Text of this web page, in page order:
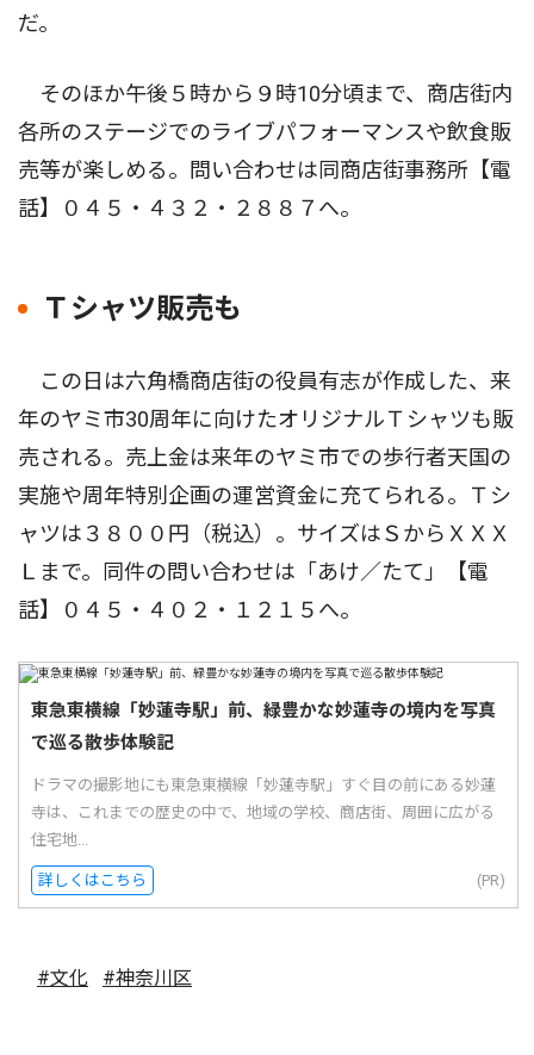
だ。
そのほか午後５時から９時10分頃まで、商店街内
各所のステージでのライブパフォーマンスや飲食販
売等が楽しめる。問い合わせは同商店街事務所【電
話】０４５・４３２・２８８７へ。
Ｔシャツ販売も
この日は六角橋商店街の役員有志が作成した、来
年のヤミ市30周年に向けたオリジナルＴシャツも販
売される。売上金は来年のヤミ市での歩行者天国の
実施や周年特別企画の運営資金に充てられる。Ｔシ
ャツは３８００円（税込）。サイズはＳからＸＸＸ
Ｌまで。同件の問い合わせは「あけ／たて」【電
話】０４５・４０２・１２１５へ。
東急東横線「妙蓮寺駅」前、緑豊かな妙蓮寺の境内を写真
で巡る散歩体験記
ドラマの撮影地にも東急東横線「妙蓮寺駅」すぐ目の前にある妙蓮
寺は、これまでの歴史の中で、地域の学校、商店街、周囲に広がる
住宅地...
詳しくはこちら (PR)
#文化 #神奈川区